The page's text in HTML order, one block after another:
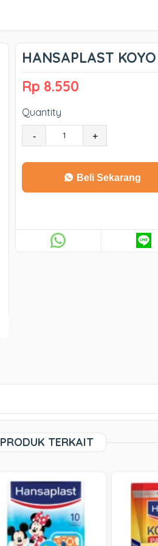
HANSAPLAST
Rp 8.550
Quantity
- +
Beli Sekarang
PRODUK TERKAIT